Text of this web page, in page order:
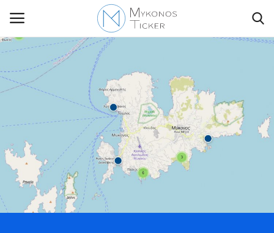
Contact Us
Politique
Business
Travel